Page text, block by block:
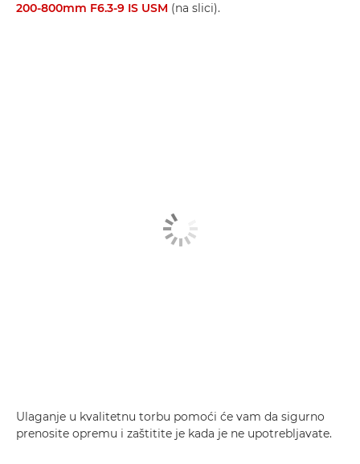
200-800mm F6.3-9 IS USM (na slici).
Ulaganje u kvalitetnu torbu pomoći će vam da sigurno
prenosite opremu i zaštitite je kada je ne upotrebljavate.